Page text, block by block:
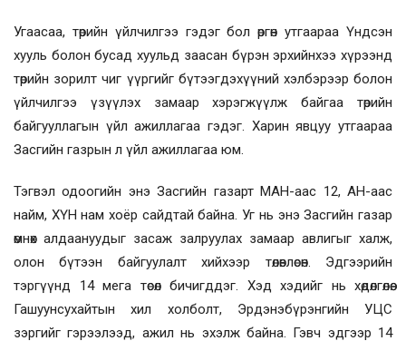
Угаасаа, төрийн үйлчилгээ гэдэг бол өргөн утгаараа Үндсэн
хууль болон бусад хуульд заасан бүрэн эрхийнхээ хүрээнд
төрийн зорилт чиг үүргийг бүтээгдэхүүний хэлбэрээр болон
үйлчилгээ үзүүлэх замаар хэрэгжүүлж байгаа төрийн
байгууллагын үйл ажиллагаа гэдэг. Харин явцуу утгаараа
Засгийн газрын л үйл ажиллагаа юм.
Тэгвэл одоогийн энэ Засгийн газарт МАН-аас 12, АН-аас
найм, ХҮН нам хоёр сайдтай байна. Уг нь энэ Засгийн газар
өмнөх алдаануудыг засаж залруулах замаар авлигыг халж,
олон бүтээн байгуулалт хийхээр төлөвлөсөн. Эдгээрийн
тэргүүнд 14 мега төсөл бичигддэг. Хэд хэдийг нь хөдөлгөлөө.
Гашуунсухайтын хил холболт, Эрдэнэбүрэнгийн УЦС
зэргийг гэрээлээд, ажил нь эхэлж байна. Гэвч эдгээр 14